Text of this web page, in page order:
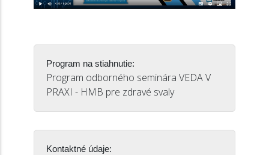
Program na stiahnutie:
Program odborného seminára VEDA V
PRAXI - HMB pre zdravé svaly
Kontaktné údaje: